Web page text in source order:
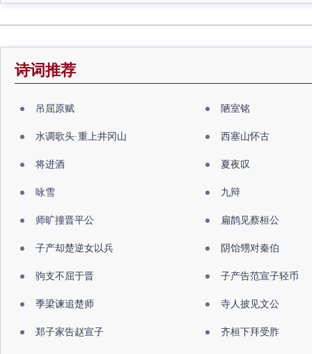
诗词推荐
吊屈原赋 陋室铭
水调歌头·重上井冈山 西塞山怀古
将进酒 夏夜叹
咏雪 九辩
师旷撞晋平公 扁鹊见蔡桓公
子产却楚逆女以兵 阴饴甥对秦伯
驹支不屈于晋 子产告范宣子轻币
季梁谏追楚师 寺人披见文公
郑子家告赵宣子 齐桓下拜受胙